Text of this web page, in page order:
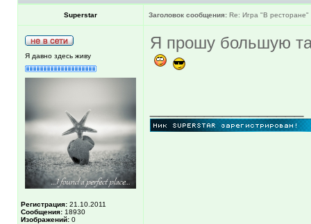
Superstar Заголовок сообщения: Re: Игра "В ресторане"
Я давно здесь живу
Регистрация: 21.10.2011
Сообщения: 18930
Изображений: 0
Я прошу большую